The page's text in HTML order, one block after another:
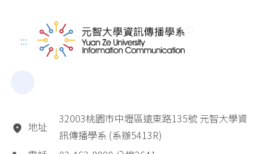
:::
地址
32003桃園市中壢區遠東路135號 元智大學資
訊傳播學系 (系辦5413R)